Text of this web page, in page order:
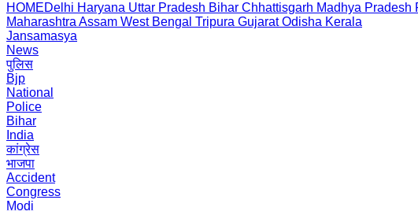
HOMEDelhi Haryana Uttar Pradesh Bihar Chhattisgarh Madhya Pradesh
Maharashtra Assam West Bengal Tripura Gujarat Odisha Kerala
Jansamasya
News
पुलिस
Bjp
National
Police
Bihar
India
कांग्रेस
भाजपा
Accident
Congress
Modi